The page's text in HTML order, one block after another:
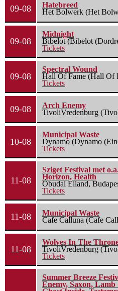
09-08
Hatebreed
Het Bolwerk (Het
09-08
Midnight
Bibelot (Bibelot
Tickets
09-08
Spectral Wound
Hall Of Fame (Hall Of
Tickets
09-08
Arch Enemy
TivoliVredenburg
10-08
Municipal Waste
Dynamo (Dynamo
Tickets
11-08
Sziget Festival met
Horizon, Health
Óbudai Eiland,
Tickets
11-08
Municipal Waste
Cafe Calluna (Cafe
11-08
Wolves In The
TivoliVredenburg
Tickets
Summer Breeze
Enemy, Saxon,